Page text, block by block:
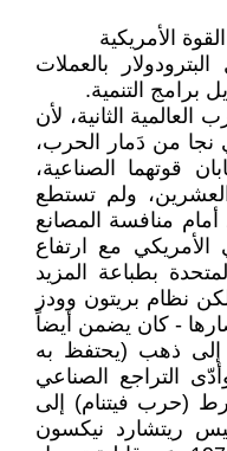
الأمريكية
بالعملات
برامج التنمية.
الثانية، لأن
نجا من دَمار الحرب،
قوتهما الصناعية،
ولم تستطع
أمام منافسة المصانع
الأمريكي مع ارتفاع
بطباعة المزيد
نظام بريتون وودز
- كان يضمن أيضاً
إلى ذهب (يحتفظ به
التراجع الصناعي
(حرب فيتنام) إلى
ريتشارد نيكسون